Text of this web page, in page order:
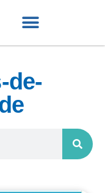
de-